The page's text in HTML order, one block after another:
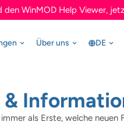
den WinMOD Help Viewer,
Über uns DE
als Erste, welche